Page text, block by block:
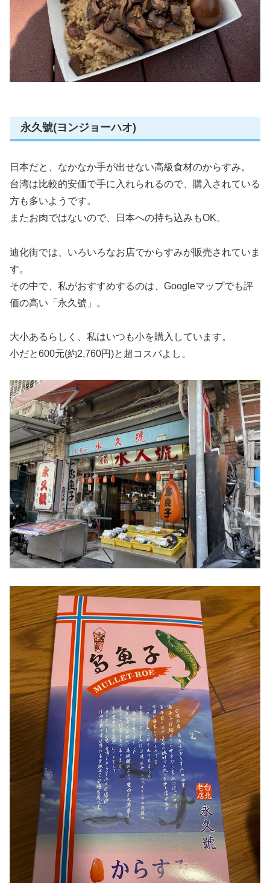
永久號(ヨンジョーハオ)
日本だと、なかなか手が出せない高級食材のからすみ。
台湾は比較的安価で手に入れられるので、購入されている
方も多いようです。
またお肉ではないので、日本への持ち込みもOK。
迪化街では、いろいろなお店でからすみが販売されていま
す。
その中で、私がおすすめするのは、Googleマップでも評
価の高い「永久號」。
大小あるらしく、私はいつも小を購入しています。
小だと600元(約2,760円)と超コスパよし。